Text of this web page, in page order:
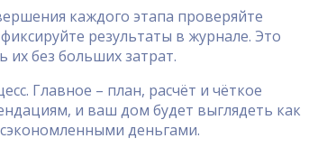
каждого этапа проверяйте
результаты в журнале. Это
без больших затрат.
Главное – план, расчёт и чёткое
и ваш дом будет выглядеть как
деньгами.